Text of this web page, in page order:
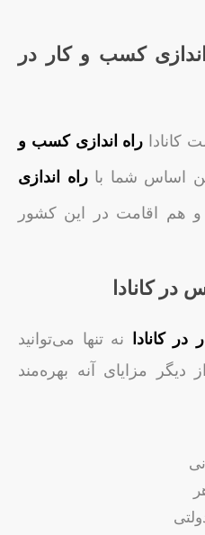
کسب و کار در
کانادا راه اندازی کسب و
اساس شما باراه
اندازی
هم اقامت در این کشور
در کانادا
کانادا
نه تنها می‌توانید
دیگر مزایای آنه بهره‌مند